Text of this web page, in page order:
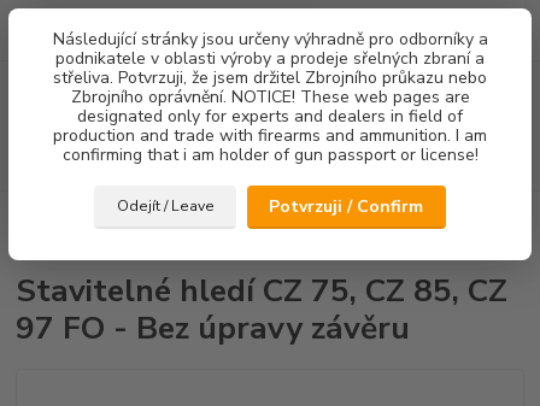
Následující stránky jsou určeny výhradně pro odborníky a
podnikatele v oblasti výroby a prodeje sřelných zbraní a
střeliva. Potvrzuji, že jsem držitel Zbrojního průkazu nebo
Zbrojního oprávnění. NOTICE! These web pages are
designated only for experts and dealers in field of
production and trade with firearms and ammunition. I am
confirming that i am holder of gun passport or license!
Odejít / Leave Potvrzuji / Confirm
Menu
Hledat
za0,00 Kč
Stavitelné hledí CZ 75, CZ 85, CZ 97 FO - Bez úpravy
Stavitelné hledí CZ 75, CZ 85, CZ
97 FO - Bez úpravy závěru